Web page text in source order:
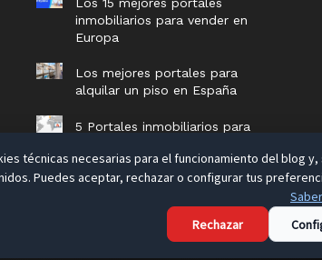
inmobiliarios para vender en
Europa
Los mejores portales para
alquilar un piso en España
5 Portales inmobiliarios para
técnicas necesarias para el funcionamiento del blog
Puedes aceptar, rechazar o configurar tus
Rechazar